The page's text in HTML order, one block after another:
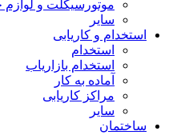
موتورسیکلت و لوازم جانبی
سایر
استخدام و کاریابی
استخدام
استخدام بازاریاب
آماده به کار
مراکز کاریابی
سایر
ساختمان